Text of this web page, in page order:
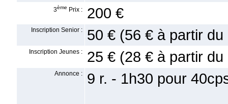
3ème Prix : 200 €
Inscription Senior : 50 € (56 € à partir
Inscription Jeunes : 25 € (28 € à partir
Annonce : 9 r. - 1h30 pour